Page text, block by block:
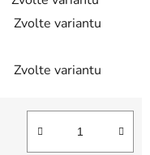
Zvolte variantu
Zvolte variantu